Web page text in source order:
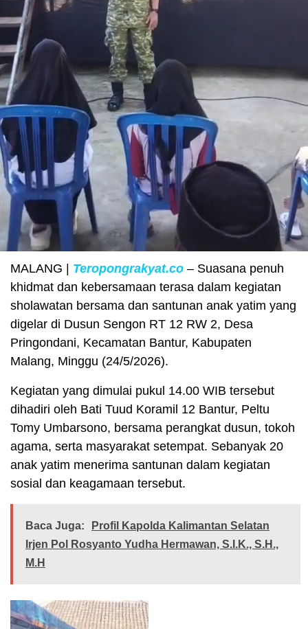
MALANG | Teropongrakyat.co – Suasana penuh
khidmat dan kebersamaan terasa dalam kegiatan
sholawatan bersama dan santunan anak yatim yang
digelar di Dusun Sengon RT 12 RW 2, Desa
Pringondani, Kecamatan Bantur, Kabupaten
Malang, Minggu (24/5/2026).
Kegiatan yang dimulai pukul 14.00 WIB tersebut
dihadiri oleh Bati Tuud Koramil 12 Bantur, Peltu
Tomy Umbarsono, bersama perangkat dusun, tokoh
agama, serta masyarakat setempat. Sebanyak 20
anak yatim menerima santunan dalam kegiatan
sosial dan keagamaan tersebut.
Baca Juga:
Profil Kapolda Kalimantan Selatan
Irjen Pol Rosyanto Yudha Hermawan, S.I.K., S.H.,
M.H